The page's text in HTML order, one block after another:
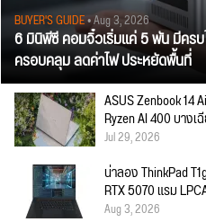
BUYER'S GUIDE• Aug 3, 2026
6 มินิพีซี คอมจิ๋วเริ่มแค่ 5 พัน มีคร
ครอบคลุม ลดค่าไฟ ประหยัดพื้นที่
ASUS Zenbook 14
Ryzen AI 400 บาง
Jul 29, 2026
น่าลอง ThinkPad
RTX 5070 แรม
Aug 3, 2026